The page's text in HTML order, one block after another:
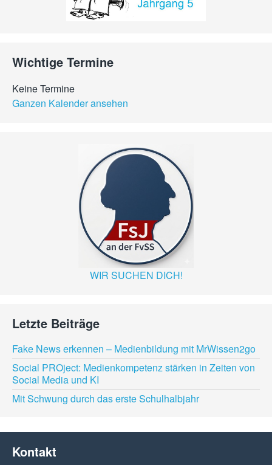
Wichtige Termine
Keine Termine
Ganzen Kalender ansehen
WIR SUCHEN DICH!
Letzte Beiträge
Fake News erkennen – Medienbildung mit MrWissen2go
Social PROject: Medienkompetenz stärken in Zeiten von
Social Media und KI
Mit Schwung durch das erste Schulhalbjahr
Kontakt